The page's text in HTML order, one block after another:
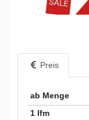
Preis
ab Menge
1 lfm